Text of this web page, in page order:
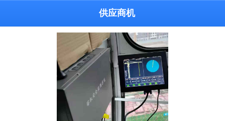
供应商机